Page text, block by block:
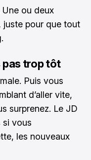
ou deux
juste pour que tout
pas trop tôt
Puis vous
d’aller vite,
surprenez. Le JD
si vous
les nouveaux